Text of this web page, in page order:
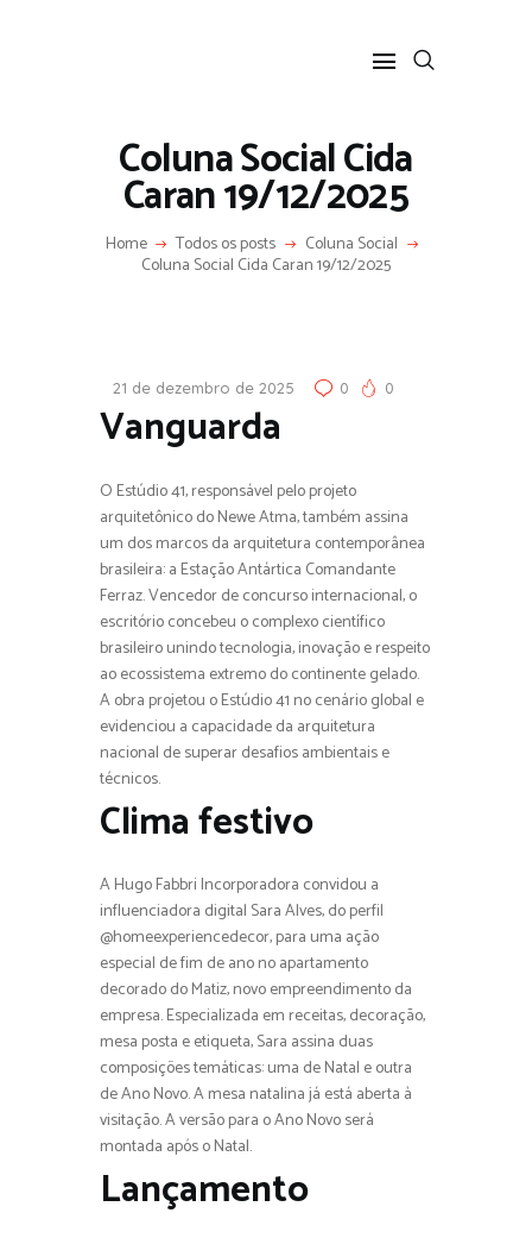
Coluna Social Cida
Caran 19/12/2025
Home Todos os posts Coluna Social
Coluna Social Cida Caran 19/12/2025
HOME
SOBRE
21 de dezembro de 2025 0 0
Vanguarda
O Estúdio 41, responsável pelo projeto
arquitetônico do Newe Atma, também assina
um dos marcos da arquitetura contemporânea
brasileira: a Estação Antártica Comandante
Ferraz. Vencedor de concurso internacional, o
escritório concebeu o complexo científico
brasileiro unindo tecnologia, inovação e respeito
ao ecossistema extremo do continente gelado.
A obra projetou o Estúdio 41 no cenário global e
evidenciou a capacidade da arquitetura
nacional de superar desafios ambientais e
técnicos.
Clima festivo
A Hugo Fabbri Incorporadora convidou a
influenciadora digital Sara Alves, do perfil
@homeexperiencedecor, para uma ação
especial de fim de ano no apartamento
decorado do Matiz, novo empreendimento da
empresa. Especializada em receitas, decoração,
mesa posta e etiqueta, Sara assina duas
composições temáticas: uma de Natal e outra
de Ano Novo. A mesa natalina já está aberta à
visitação. A versão para o Ano Novo será
montada após o Natal.
Lançamento